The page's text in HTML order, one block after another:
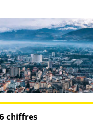
chiffres